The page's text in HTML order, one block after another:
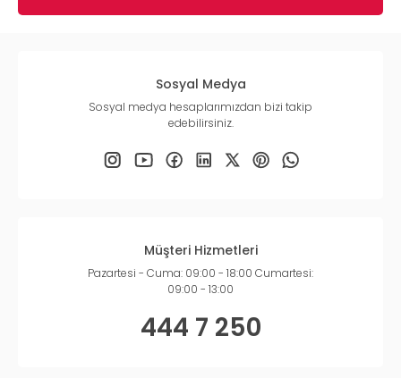
Sosyal Medya
Sosyal medya hesaplarımızdan bizi takip
edebilirsiniz.
Müşteri Hizmetleri
Pazartesi - Cuma: 09:00 - 18:00 Cumartesi:
09:00 - 13:00
444 7 250